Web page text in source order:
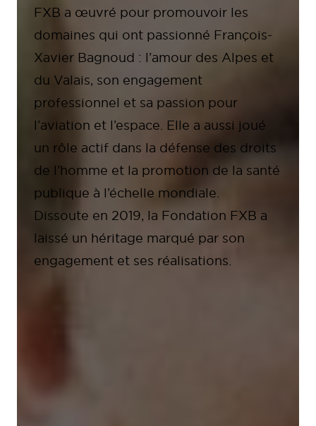
FXB a œuvré pour promouvoir les
domaines qui ont passionné François-
Xavier Bagnoud : l’amour des Alpes et
du Valais, son engagement
professionnel et sa passion pour
l’aviation et l’espace. Elle a aussi joué
un rôle actif dans la défense des droits
de l’homme et la promotion de la santé
publique à l’échelle mondiale.
Dissoute en 2019, la Fondation FXB a
laissé un héritage marqué par son
engagement et ses réalisations.